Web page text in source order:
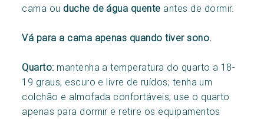
cama ou duche de água quente antes de dormir.
Vá para a cama apenas quando tiver sono.
Quarto: mantenha a temperatura do quarto a 18-
19 graus, escuro e livre de ruídos; tenha um
colchão e almofada confortáveis; use o quarto
apenas para dormir e retire os equipamentos